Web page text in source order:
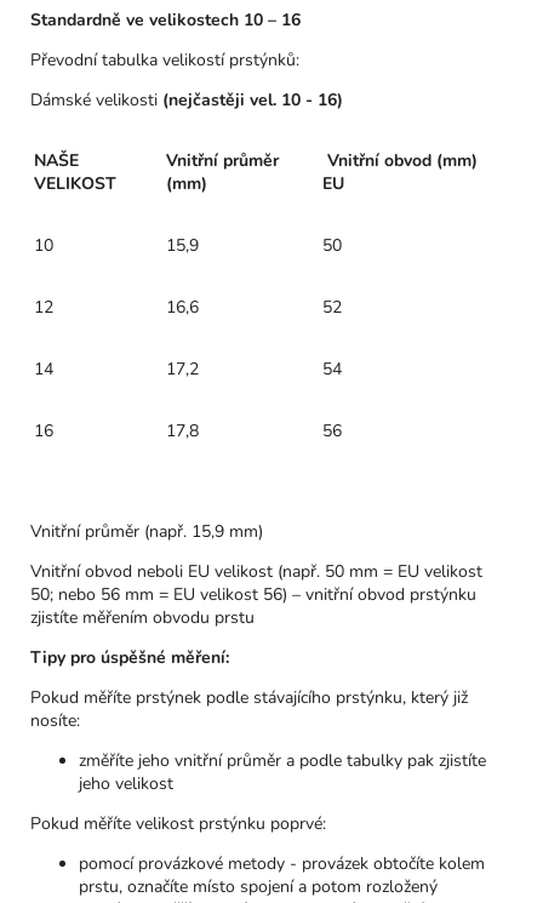
Standardně ve velikostech 10 – 16
Převodní tabulka velikostí prstýnků:
Dámské velikosti (nejčastěji vel. 10 - 16)
NAŠE
VELIKOST
Vnitřní průměr
(mm)
Vnitřní obvod (mm)
EU
10 15,9 50
12 16,6 52
14 17,2 54
16 17,8 56
Vnitřní průměr (např. 15,9 mm)
Vnitřní obvod neboli EU velikost (např. 50 mm = EU velikost
50; nebo 56 mm = EU velikost 56) – vnitřní obvod prstýnku
zjistíte měřením obvodu prstu
Tipy pro úspěšné měření:
Pokud měříte prstýnek podle stávajícího prstýnku, který již
nosíte:
změříte jeho vnitřní průměr a podle tabulky pak zjistíte
jeho velikost
Pokud měříte velikost prstýnku poprvé:
pomocí provázkové metody - provázek obtočíte kolem
prstu, označíte místo spojení a potom rozložený